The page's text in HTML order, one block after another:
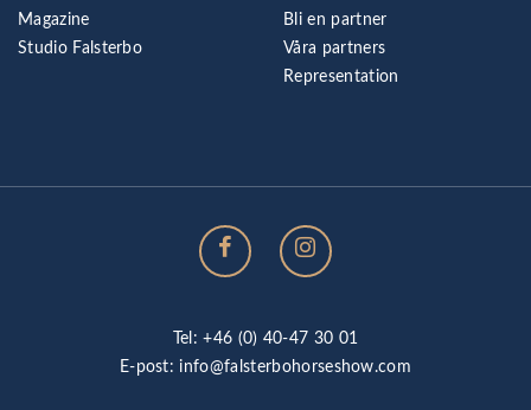
Magazine
Studio Falsterbo
Bli en partner
Våra partners
Representation
Tel: +46 (0) 40-47 30 01
E-post: info@falsterbohorseshow.com